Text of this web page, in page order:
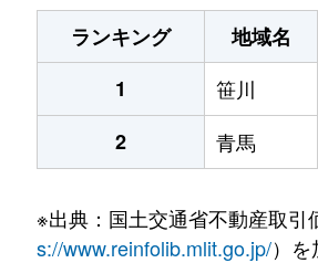
ランキング
地域名
1
笹川
2
青馬
※出典：国土交通省不動産取引
s://www.reinfolib.mlit.go.jp/）を